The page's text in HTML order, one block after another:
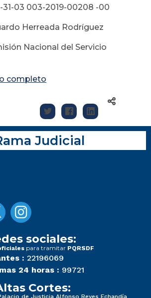
31-03 003-2019-00208 -00
Herreada Rodríguez
Nacional del Servicio
completo
Judicial
sociales:
para tramitar PQRSDF
: 22196069
24 horas : 99721
Cortes:
de Justicia Alfonso Reyes Echandía